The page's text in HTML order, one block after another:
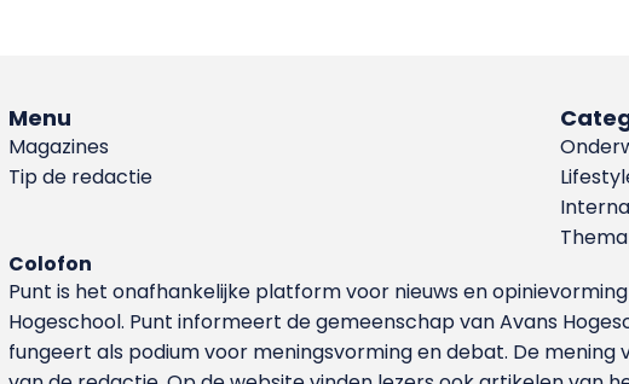
Menu
Magazines
Tip de redactie
Colofon
Punt is het onafhankelijke platform voor nieuws en
Hoge­school. Punt informeert de gemeenschap van Avans
fungeert als podium voor meningsvorming en debat. De mening